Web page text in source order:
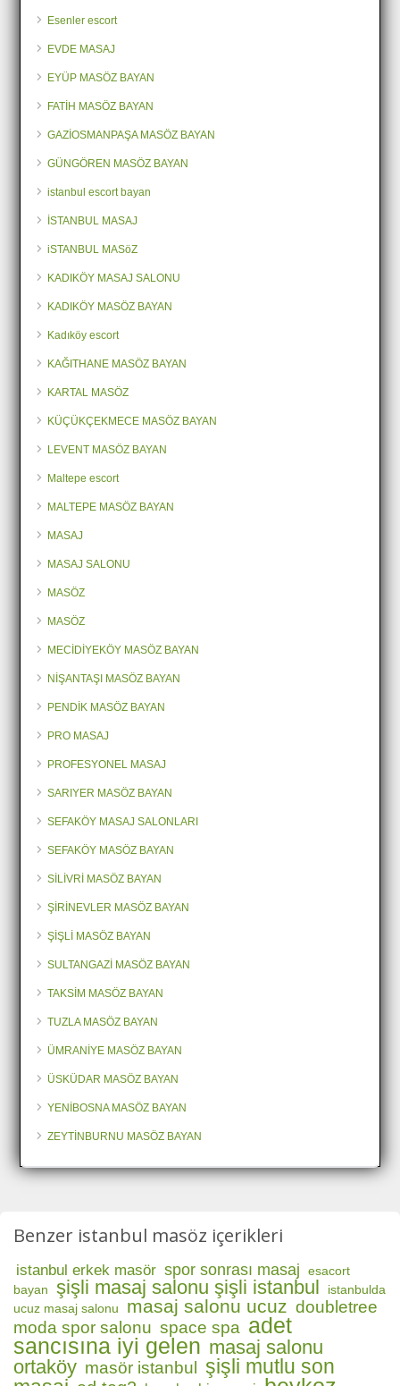
Esenler escort
EVDE MASAJ
EYÜP MASÖZ BAYAN
FATİH MASÖZ BAYAN
GAZİOSMANPAŞA MASÖZ BAYAN
GÜNGÖREN MASÖZ BAYAN
istanbul escort bayan
İSTANBUL MASAJ
iSTANBUL MASöZ
KADIKÖY MASAJ SALONU
KADIKÖY MASÖZ BAYAN
Kadıköy escort
KAĞITHANE MASÖZ BAYAN
KARTAL MASÖZ
KÜÇÜKÇEKMECE MASÖZ BAYAN
LEVENT MASÖZ BAYAN
Maltepe escort
MALTEPE MASÖZ BAYAN
MASAJ
MASAJ SALONU
MASÖZ
MASÖZ
MECİDİYEKÖY MASÖZ BAYAN
NİŞANTAŞI MASÖZ BAYAN
PENDİK MASÖZ BAYAN
PRO MASAJ
PROFESYONEL MASAJ
SARIYER MASÖZ BAYAN
SEFAKÖY MASAJ SALONLARI
SEFAKÖY MASÖZ BAYAN
SİLİVRİ MASÖZ BAYAN
ŞİRİNEVLER MASÖZ BAYAN
ŞİŞLİ MASÖZ BAYAN
SULTANGAZİ MASÖZ BAYAN
TAKSİM MASÖZ BAYAN
TUZLA MASÖZ BAYAN
ÜMRANİYE MASÖZ BAYAN
ÜSKÜDAR MASÖZ BAYAN
YENİBOSNA MASÖZ BAYAN
ZEYTİNBURNU MASÖZ BAYAN
Benzer istanbul masöz içerikleri
istanbul erkek masör spor sonrası masaj
esacort
bayan
şişli masaj salonu şişli istanbul
istanbulda
ucuz masaj salonu
masaj salonu ucuz doubletree
moda spor salonu space spa adet
sancısına iyi gelen masaj salonu
ortaköy masör istanbul
şişli mutlu son